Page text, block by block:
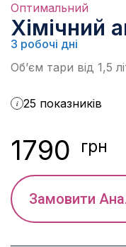
Оптимальний
Хімічний
3 робочі дні
Об’єм тари від 1,5
25 показників
i
1790 грн
Замовити